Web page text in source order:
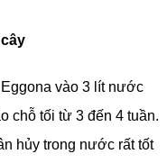
vào 3 lít nước
chỗ tối từ 3 đến 4 tuần.
hủy trong nước rất tốt